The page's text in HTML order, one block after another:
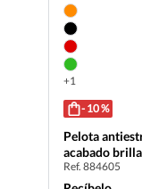
+1
- 10 %
Pelota
acabado
Ref. 884605